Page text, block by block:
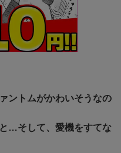
ントムがかわいそうなの
…そして、愛機をすてな